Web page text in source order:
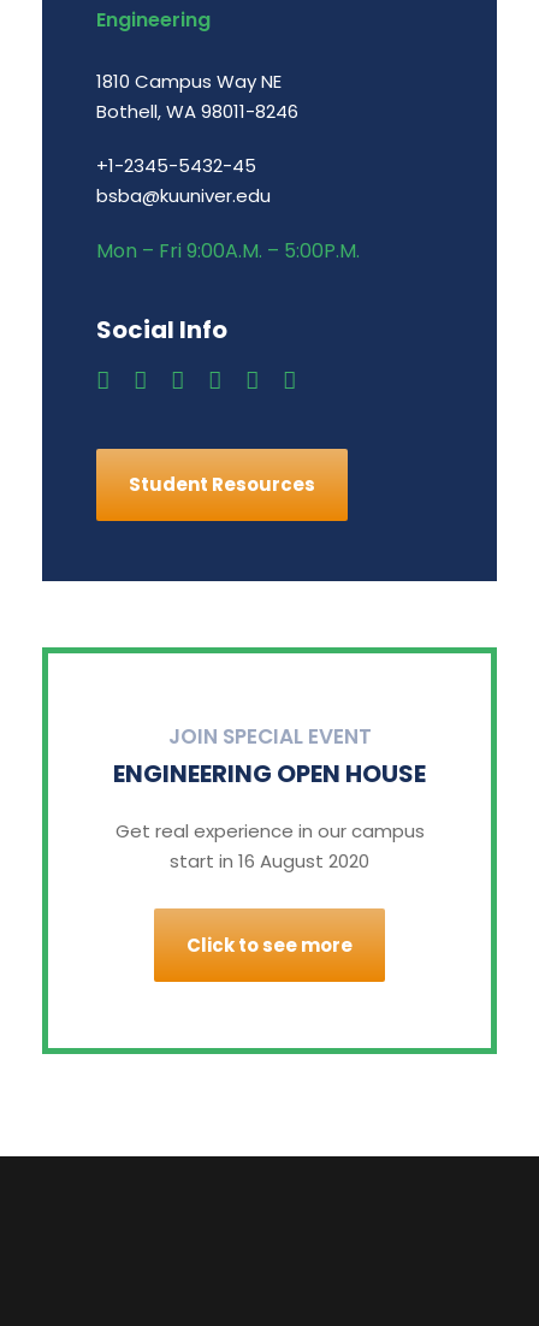
Engineering
1810 Campus Way NE
Bothell, WA 98011-8246
+1-2345-5432-45
bsba@kuuniver.edu
Mon – Fri 9:00A.M. – 5:00P.M.
Social Info
Student Resources
JOIN SPECIAL EVENT
ENGINEERING OPEN HOUSE
Get real experience in our campus
start in 16 August 2020
Click to see more